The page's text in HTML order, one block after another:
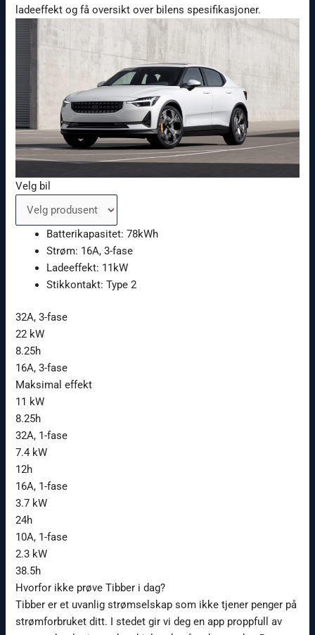
ladeeffekt og få oversikt over bilens spesifikasjoner.
Velg bil
Batterikapasitet: 78kWh
Strøm: 16A, 3-fase
Ladeeffekt: 11kW
Stikkontakt:Type 2
32A, 3-fase
22 kW
8.25h
16A, 3-fase
Maksimal effekt
11 kW
8.25h
32A, 1-fase
7.4 kW
12h
16A, 1-fase
3.7 kW
24h
10A, 1-fase
2.3 kW
38.5h
Hvorfor ikke prøve Tibber i dag?
Tibber er et uvanlig strømselskap som ikke tjener penger på
strømforbruket ditt. I stedet gir vi deg en app proppfull av